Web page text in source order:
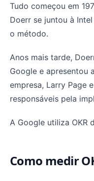
Tudo começou em
Doerr se juntou à
o método.
Anos mais tarde,
Google e apresentou
empresa, Larry Page
responsáveis pela
A Google utiliza OKR
Como medir